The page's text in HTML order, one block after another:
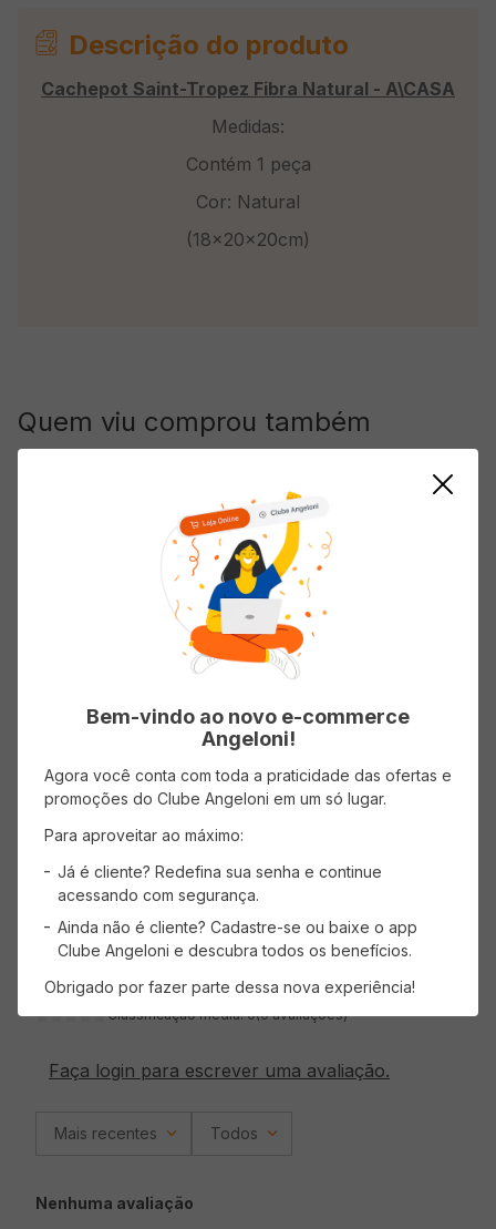
Descrição do produto
Cachepot Saint-Tropez Fibra Natural - A\CASA
Medidas:
Contém 1 peça
Cor: Natural
(18x20x20cm)
Quem viu comprou também
Tomate sem Pele Argentino LA
EconomizeR$ 2,90
ADICIONAR AO CARRINHO
Gás 510ml
( R$ 3,31/l )
R$ 1,69
Avaliações
Classificação média: 0(0 avaliações)
Faça login para escrever uma avaliação.
Mais recentes Todos
Nenhuma avaliação
Bem-vindo ao novo e-commerce
Angeloni!
Agora você conta com toda a praticidade das ofertas e
promoções do Clube Angeloni em um só lugar.
Para aproveitar ao máximo:
Já é cliente? Redefina sua senha e continue
acessando com segurança.
Ainda não é cliente? Cadastre-se ou baixe o app
Clube Angeloni e descubra todos os benefícios.
Obrigado por fazer parte dessa nova experiência!